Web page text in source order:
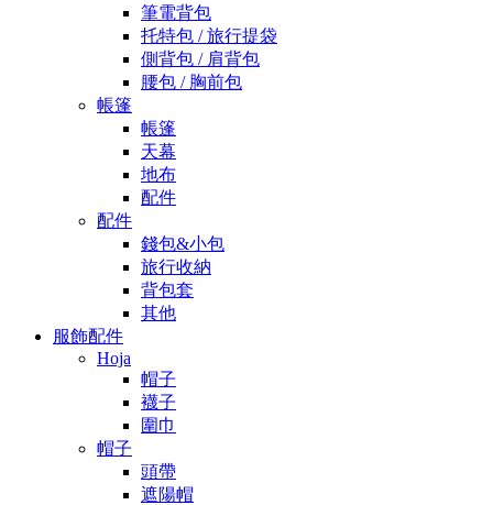
筆電背包
托特包 / 旅行提袋
側背包 / 肩背包
腰包 / 胸前包
帳篷
帳篷
天幕
地布
配件
配件
錢包&小包
旅行收納
背包套
其他
服飾配件
Hoja
帽子
襪子
圍巾
帽子
頭帶
遮陽帽